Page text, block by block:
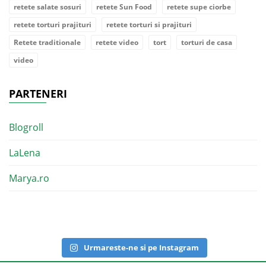
retete salate sosuri
retete Sun Food
retete supe ciorbe
retete torturi prajituri
retete torturi si prajituri
Retete traditionale
retete video tort
torturi de casa
video
PARTENERI
Blogroll
LaLena
Marya.ro
Urmareste-ne si pe Instagram